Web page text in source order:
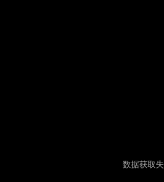
数据获取